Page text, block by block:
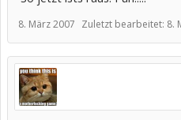
8. März 2007 Zuletzt bearbeitet: 8.